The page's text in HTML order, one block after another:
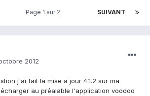
SUIVANT
Page 1 sur 2
2012
j'ai fait la mise a jour 4.1.2 sur ma
au préalable l'application voodoo